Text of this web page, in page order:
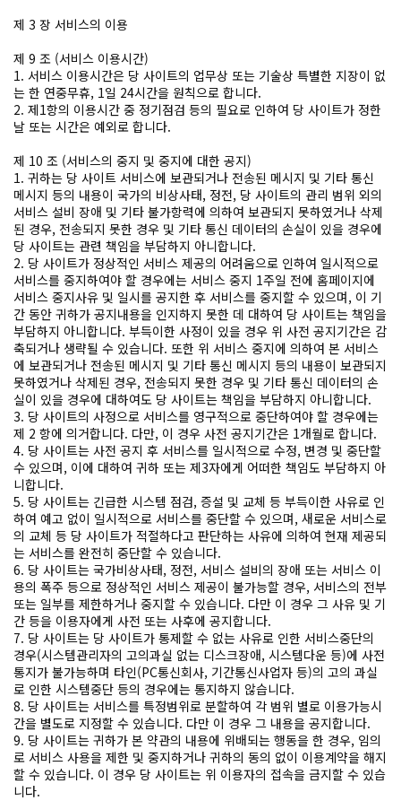
제 3 장 서비스의 이용
제 9 조 (서비스 이용시간)
1. 서비스 이용시간은 당 사이트의 업무상 또는 기술상 특별한 지장이 없
는 한 연중무휴, 1일 24시간을 원칙으로 합니다.
2. 제1항의 이용시간 중 정기점검 등의 필요로 인하여 당 사이트가 정한
날 또는 시간은 예외로 합니다.
제 10 조 (서비스의 중지 및 중지에 대한 공지)
1. 귀하는 당 사이트 서비스에 보관되거나 전송된 메시지 및 기타 통신
메시지 등의 내용이 국가의 비상사태, 정전, 당 사이트의 관리 범위 외의
서비스 설비 장애 및 기타 불가항력에 의하여 보관되지 못하였거나 삭제
된 경우, 전송되지 못한 경우 및 기타 통신 데이터의 손실이 있을 경우에
당 사이트는 관련 책임을 부담하지 아니합니다.
2. 당 사이트가 정상적인 서비스 제공의 어려움으로 인하여 일시적으로
서비스를 중지하여야 할 경우에는 서비스 중지 1주일 전에 홈페이지에
서비스 중지사유 및 일시를 공지한 후 서비스를 중지할 수 있으며, 이 기
간 동안 귀하가 공지내용을 인지하지 못한 데 대하여 당 사이트는 책임을
부담하지 아니합니다. 부득이한 사정이 있을 경우 위 사전 공지기간은 감
축되거나 생략될 수 있습니다. 또한 위 서비스 중지에 의하여 본 서비스
에 보관되거나 전송된 메시지 및 기타 통신 메시지 등의 내용이 보관되지
못하였거나 삭제된 경우, 전송되지 못한 경우 및 기타 통신 데이터의 손
실이 있을 경우에 대하여도 당 사이트는 책임을 부담하지 아니합니다.
3. 당 사이트의 사정으로 서비스를 영구적으로 중단하여야 할 경우에는
제 2 항에 의거합니다. 다만, 이 경우 사전 공지기간은 1개월로 합니다.
4. 당 사이트는 사전 공지 후 서비스를 일시적으로 수정, 변경 및 중단할
수 있으며, 이에 대하여 귀하 또는 제3자에게 어떠한 책임도 부담하지 아
니합니다.
5. 당 사이트는 긴급한 시스템 점검, 증설 및 교체 등 부득이한 사유로 인
하여 예고 없이 일시적으로 서비스를 중단할 수 있으며, 새로운 서비스로
의 교체 등 당 사이트가 적절하다고 판단하는 사유에 의하여 현재 제공되
는 서비스를 완전히 중단할 수 있습니다.
6. 당 사이트는 국가비상사태, 정전, 서비스 설비의 장애 또는 서비스 이
용의 폭주 등으로 정상적인 서비스 제공이 불가능할 경우, 서비스의 전부
또는 일부를 제한하거나 중지할 수 있습니다. 다만 이 경우 그 사유 및 기
간 등을 이용자에게 사전 또는 사후에 공지합니다.
7. 당 사이트는 당 사이트가 통제할 수 없는 사유로 인한 서비스중단의
경우(시스템관리자의 고의과실 없는 디스크장애, 시스템다운 등)에 사전
통지가 불가능하며 타인(PC통신회사, 기간통신사업자 등)의 고의 과실
로 인한 시스템중단 등의 경우에는 통지하지 않습니다.
8. 당 사이트는 서비스를 특정범위로 분할하여 각 범위 별로 이용가능시
간을 별도로 지정할 수 있습니다. 다만 이 경우 그 내용을 공지합니다.
9. 당 사이트는 귀하가 본 약관의 내용에 위배되는 행동을 한 경우, 임의
로 서비스 사용을 제한 및 중지하거나 귀하의 동의 없이 이용계약을 해지
할 수 있습니다. 이 경우 당 사이트는 위 이용자의 접속을 금지할 수 있습
니다.